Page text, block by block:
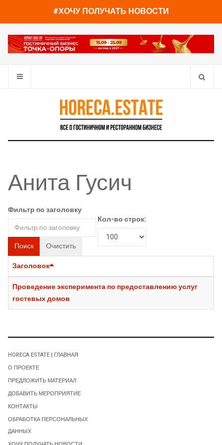
#ХОЧУ ПОЛУЧАТЬ НОВОСТИ
Анита Гусич
Фильтр по заголовку
Поиск Очистить
Кол-во строк:
Заголовок
Проведение эксперимента по предоставлению услуг
гостевых домов
HORECA ESTATE | ГЛАВНАЯ
О ПРОЕКТЕ
ПРЕДЛОЖИТЬ МАТЕРИАЛ
ДОБАВИТЬ МЕРОПРИЯТИЕ
КОНТАКТЫ
ОБРАБОТКА ПЕРСОНАЛЬНЫХ
ДАННЫХ